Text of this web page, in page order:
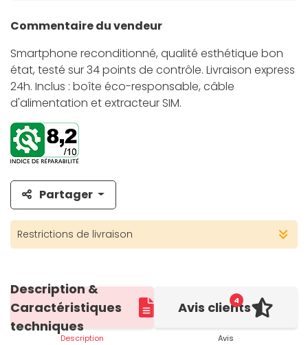
Commentaire du vendeur
Smartphone reconditionné, qualité esthétique bon
état, testé sur 34 points de contrôle. Livraison express
24h. Inclus : boîte éco-responsable, câble
d'alimentation et extracteur SIM.
Partager
Restrictions de livraison
Description &
Caractéristiques
techniques
Description
4
Avis clients
Avis